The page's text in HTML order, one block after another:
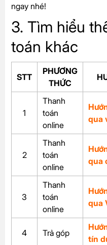
ngay nhé!
3. Tìm hiểu
toán khác
STT
PHƯƠNG
THỨC
1
Thanh
toán
online
qua
2
Thanh
toán
online
qua
3
Thanh
toán
online
qua
4 Trả góp
tín